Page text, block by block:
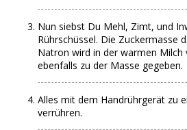
Nun siebst Du Mehl, Zimt, und
Rührschüssel. Die Zuckermasse
Natron wird in der warmen Milch
ebenfalls zu der Masse gegeben.
Alles mit dem Handrührgerät zu
verrühren.